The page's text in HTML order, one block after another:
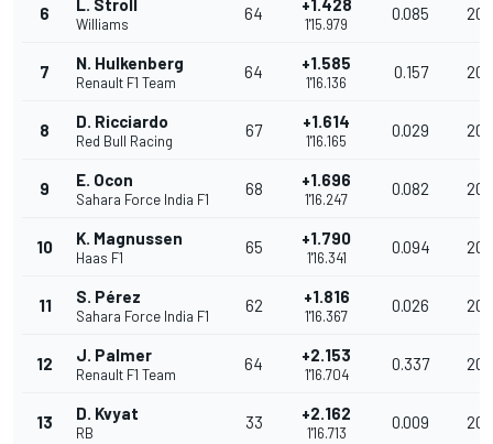
6 L. Stroll
Williams
64 +1.428
1'15.979
0.085
7 N. Hulkenberg
Renault F1 Team
64 +1.585
1'16.136
0.157
8 D. Ricciardo
Red Bull Racing
67 +1.614
1'16.165
0.029
9 E. Ocon
Sahara Force India F1
68 +1.696
1'16.247
0.082
10 K. Magnussen
Haas F1
65 +1.790
1'16.341
0.094
11 S. Pérez
Sahara Force India F1
62 +1.816
1'16.367
0.026
12 J. Palmer
Renault F1 Team
64 +2.153
1'16.704
0.337
13 D. Kvyat
RB
33 +2.162
1'16.713
0.009